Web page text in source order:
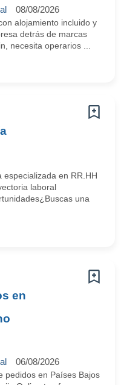
08/08/2026
alojamiento incluido y
detrás de marcas
necesita operarios ...
especializada en RR.HH
laboral
una
en
06/08/2026
pedidos en Países Bajos